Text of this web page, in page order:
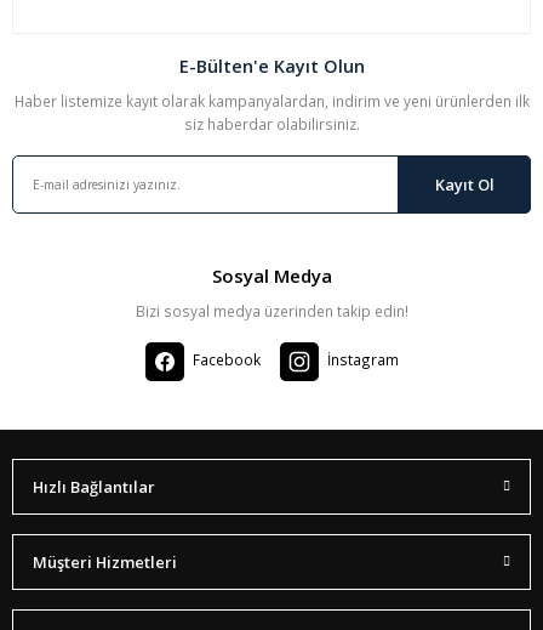
E-Bülten'e Kayıt Olun
Haber listemize kayıt olarak kampanyalardan, indirim ve yeni ürünlerden ilk
siz haberdar olabilirsiniz.
Kayıt Ol
Sosyal Medya
Bizi sosyal medya üzerinden takip edin!
Facebook İnstagram
Hızlı Bağlantılar
Müşteri Hizmetleri